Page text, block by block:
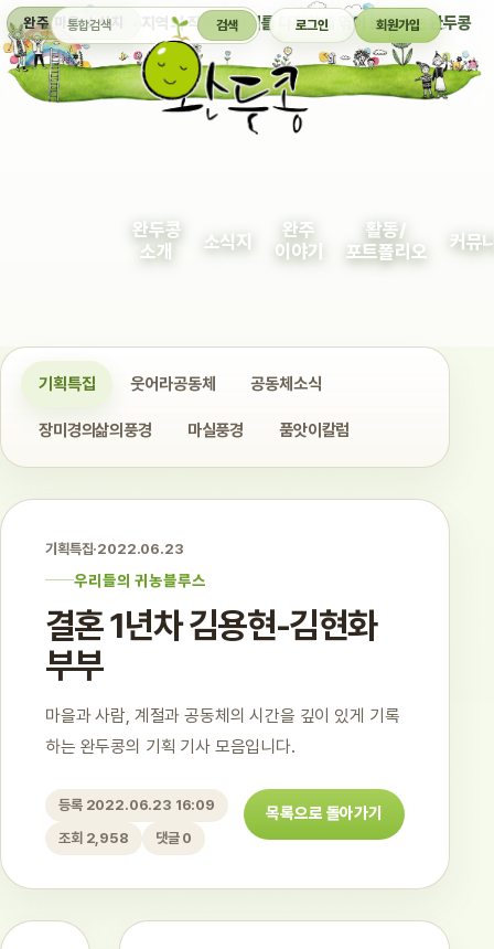
완주 마을 소식지 지역의 작은 이야기를 다정하게 엮어 보여주는 완두콩
통합검색 검색 로그인 회원가입
완두콩
소개
소식지
완주
이야기
활동/
포트폴리오
커뮤
기획특집 웃어라공동체 공동체소식
장미경의삶의풍경 마실풍경 품앗이칼럼
기획특집·2022.06.23
우리들의 귀농블루스
결혼 1년차 김용현-김현화
부부
마을과 사람, 계절과 공동체의 시간을 깊이 있게 기록
하는 완두콩의 기획 기사 모음입니다.
등록 2022.06.23 16:09
조회 2,958
댓글 0
목록으로 돌아가기